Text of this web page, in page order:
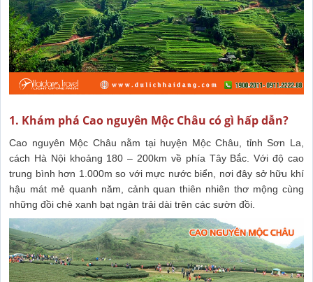
1. Khám phá Cao nguyên Mộc Châu có gì hấp dẫn?
Cao nguyên Mộc Châu nằm tại huyện Mộc Châu, tỉnh Sơn La,
cách Hà Nội khoảng 180 – 200km về phía Tây Bắc. Với độ cao
trung bình hơn 1.000m so với mực nước biển, nơi đây sở hữu khí
hậu mát mẻ quanh năm, cảnh quan thiên nhiên thơ mộng cùng
những đồi chè xanh bạt ngàn trải dài trên các sườn đồi.